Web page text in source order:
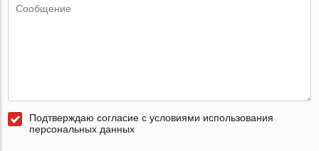
Подтверждаю согласие с условиями использования
персональных данных